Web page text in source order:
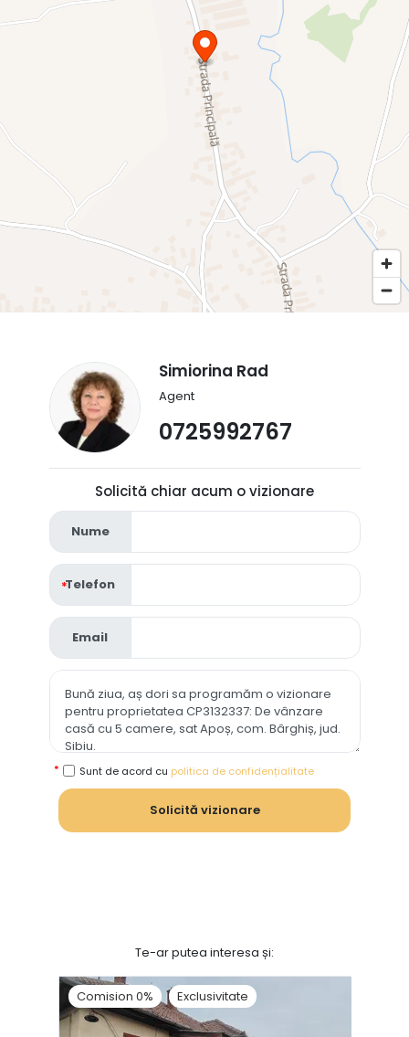
Simiorina Rad
Agent
0725992767
Solicită chiar acum o vizionare
Nume
Telefon
Email
Sunt de acord cu politica de confidențialitate
Solicită vizionare
Te-ar putea interesa și:
Comision 0% Exclusivitate